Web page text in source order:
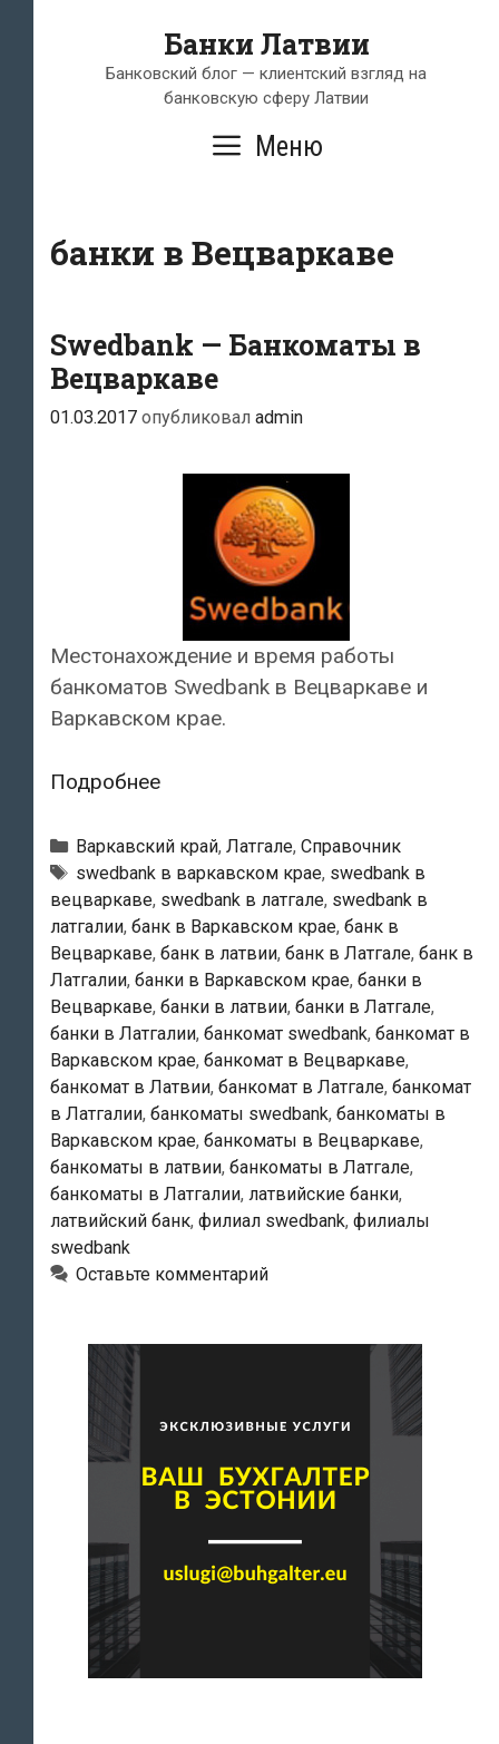
содержимому
Банки Латвии
Банковский блог — клиентский взгляд на
банковскую сферу Латвии
Меню
банки в Вецваркаве
Swedbank — Банкоматы в
Вецваркаве
01.03.2017 опубликовал admin
Местонахождение и время работы
банкоматов Swedbank в Вецваркаве и
Варкавском крае.
ПодробнееSwedbank
Банкоматы
в
Вецваркаве
Рубрики
Варкавский край, Латгале, Справочник
Тэги
swedbank в варкавском крае, swedbank в
вецваркаве, swedbank в латгале, swedbank в
латгалии, банк в Варкавском крае, банк в
Вецваркаве, банк в латвии, банк в Латгале, банк в
Латгалии, банки в Варкавском крае, банки в
Вецваркаве, банки в латвии, банки в Латгале,
банки в Латгалии, банкомат swedbank, банкомат в
Варкавском крае, банкомат в Вецваркаве,
банкомат в Латвии, банкомат в Латгале, банкомат
в Латгалии, банкоматы swedbank, банкоматы в
Варкавском крае, банкоматы в Вецваркаве,
банкоматы в латвии, банкоматы в Латгале,
банкоматы в Латгалии, латвийские банки,
латвийский банк, филиал swedbank, филиалы
swedbank
Оставьте комментарий